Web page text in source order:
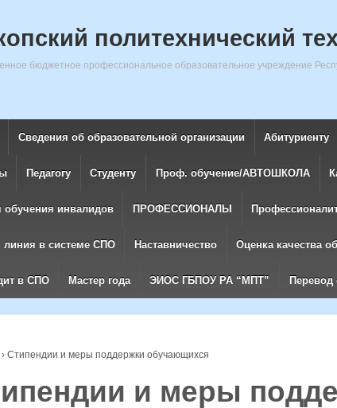
политехнический
бюджетное профессиональное образовательное учреждение
Сведения об образовательной организации Абитуриенту
Педагогу Студенту Проф. обучение/АВТОШКОЛА
обучения инвалидов ПРОФЕССИОНАЛЫ
линия в системе СПО Наставничество Оценка качества
в СПО Мастер года ЭИОС ГБПОУ РА “МПТ”
› Стипендии и меры поддержки обучающихся
и меры